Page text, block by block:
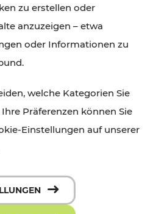
zu erstellen oder
anzuzeigen – etwa
oder Informationen zu
welche Kategorien Sie
Präferenzen können Sie
Einstellungen auf unserer